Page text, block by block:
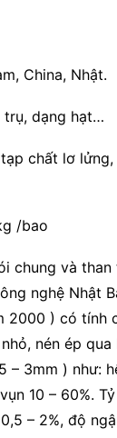
China, Nhật.
dạng hạt…
chất lơ
/bao
chung và
nghệ Nhật
2000 ) có tính
nén ép
– 3mm ) như:
10 – 60%.
– 2%, độ